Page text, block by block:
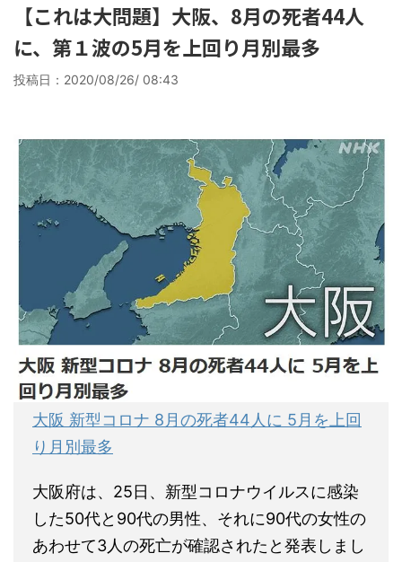
【これは大問題】大阪、8月の死者44人
に、第１波の5月を上回り月別最多
投稿日： 2020/08/26/ 08:43
大阪 新型コロナ 8月の死者44人に 5月を上回
り月別最多
大阪府は、25日、新型コロナウイルスに感染
した50代と90代の男性、それに90代の女性の
あわせて3人の死亡が確認されたと発表しまし